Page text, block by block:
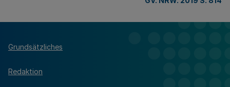
Grundsätzliches
Redaktion